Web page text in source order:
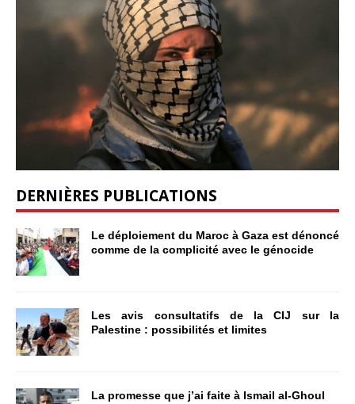
DERNIÈRES PUBLICATIONS
Le déploiement du Maroc à Gaza est dénoncé
comme de la complicité avec le génocide
Les avis consultatifs de la CIJ sur la
Palestine : possibilités et limites
La promesse que j’ai faite à Ismail al-Ghoul